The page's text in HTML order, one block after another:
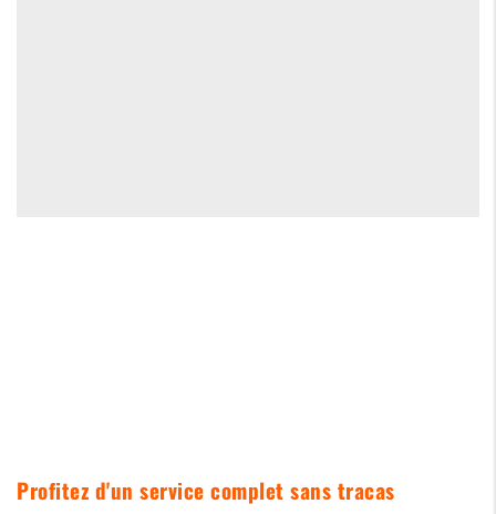
Profitez d'un service complet sans tracas